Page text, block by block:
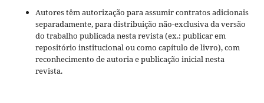
Autores têm autorização para assumir contratos adicionais
separadamente, para distribuição não-exclusiva da versão
do trabalho publicada nesta revista (ex.: publicar em
repositório institucional ou como capítulo de livro), com
reconhecimento de autoria e publicação inicial nesta
revista.